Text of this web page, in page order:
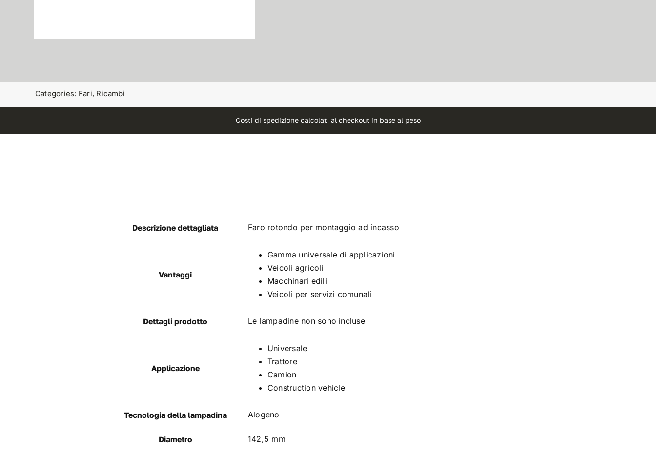
Categories: Fari, Ricambi
Costi di spedizione calcolati al checkout in base al peso
Descrizione dettagliata Faro rotondo per montaggio ad incasso
Vantaggi
Gamma universale di applicazioni
Veicoli agricoli
Macchinari edili
Veicoli per servizi comunali
Dettagli prodotto Le lampadine non sono incluse
Applicazione
Universale
Trattore
Camion
Construction vehicle
Tecnologia della lampadina Alogeno
Diametro 142,5 mm